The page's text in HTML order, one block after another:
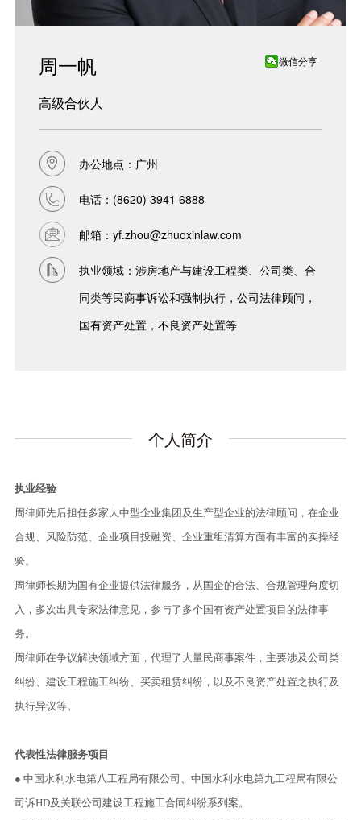
周一帆 微信分享
高级合伙人
办公地点：广州
电话： (8620) 3941 6888
邮箱： yf.zhou@zhuoxinlaw.com
执业领域：涉房地产与建设工程类、公司类、合
同类等民商事诉讼和强制执行，公司法律顾问，
国有资产处置，不良资产处置等
个人简介
执业经验
周律师先后担任多家大中型企业集团及生产型企业的法律顾问，在企业
合规、风险防范、企业项目投融资、企业重组清算方面有丰富的实操经
验。
周律师长期为国有企业提供法律服务，从国企的合法、合规管理角度切
入，多次出具专家法律意见，参与了多个国有资产处置项目的法律事
务。
周律师在争议解决领域方面，代理了大量民商事案件，主要涉及公司类
纠纷、建设工程施工纠纷、买卖租赁纠纷，以及不良资产处置之执行及
执行异议等。
代表性法律服务项目
● 中国水利水电第八工程局有限公司、中国水利水电第九工程局有限公
司诉HD及关联公司建设工程施工合同纠纷系列案。